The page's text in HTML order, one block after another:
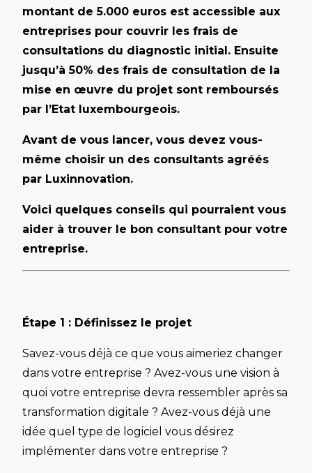
montant de 5.000 euros est accessible aux
entreprises pour couvrir les frais de
consultations du diagnostic initial. Ensuite
jusqu’à 50% des frais de consultation de la
mise en œuvre du projet sont remboursés
par l’Etat luxembourgeois.
Avant de vous lancer, vous devez vous-
même choisir un des consultants agréés
par Luxinnovation.
Voici quelques conseils qui pourraient vous
aider à trouver le bon consultant pour votre
entreprise.
Étape 1 : Définissez le projet
Savez-vous déjà ce que vous aimeriez changer
dans votre entreprise ? Avez-vous une vision à
quoi votre entreprise devra ressembler après sa
transformation digitale ? Avez-vous déjà une
idée quel type de logiciel vous désirez
implémenter dans votre entreprise ?